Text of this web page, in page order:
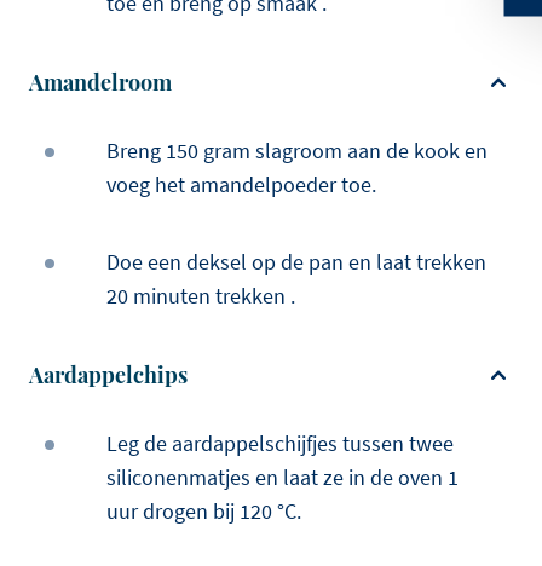
Amandelroom
Breng 150 gram slagroom aan de kook en
voeg het amandelpoeder toe.
Doe een deksel op de pan en laat trekken
20 minuten trekken .
Aardappelchips
Leg de aardappelschijfjes tussen twee
siliconenmatjes en laat ze in de oven 1
uur drogen bij 120 °C.